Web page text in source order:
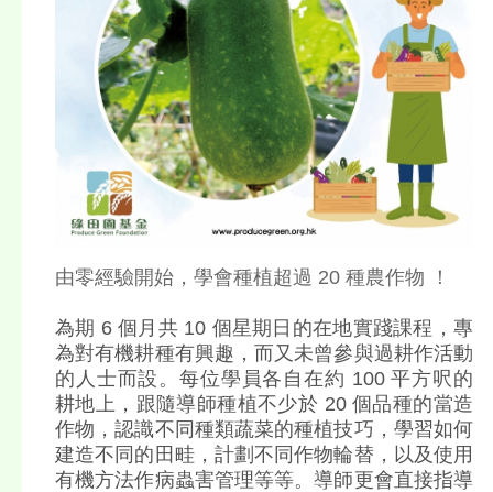
由零經驗開始，學會種植超過 20 種農作物 ！
為期 6 個月共 10 個星期日的在地實踐課程，專
為對有機耕種有興趣，而又未曾參與過耕作活動
的人士而設。每位學員各自在約 100 平方呎的
耕地上，跟隨導師種植不少於 20 個品種的當造
作物，認識不同種類蔬菜的種植技巧，學習如何
建造不同的田畦，計劃不同作物輪替，以及使用
有機方法作病蟲害管理等等。導師更會直接指導